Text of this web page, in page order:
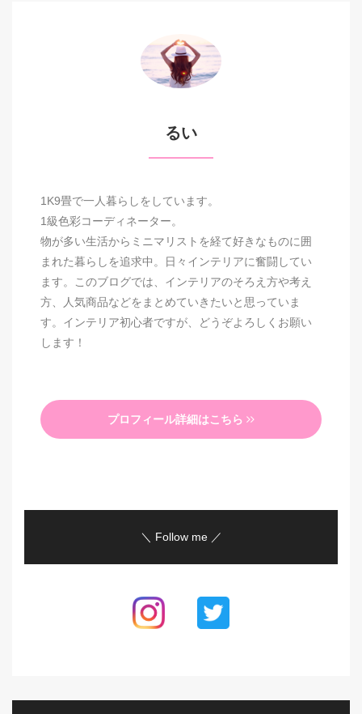
るい
1K9畳で一人暮らしをしています。
1級色彩コーディネーター。
物が多い生活からミニマリストを経て好きなものに囲
まれた暮らしを追求中。日々インテリアに奮闘してい
ます。このブログでは、インテリアのそろえ方や考え
方、人気商品などをまとめていきたいと思っていま
す。インテリア初心者ですが、どうぞよろしくお願い
します！
プロフィール詳細はこちら
＼ Follow me ／